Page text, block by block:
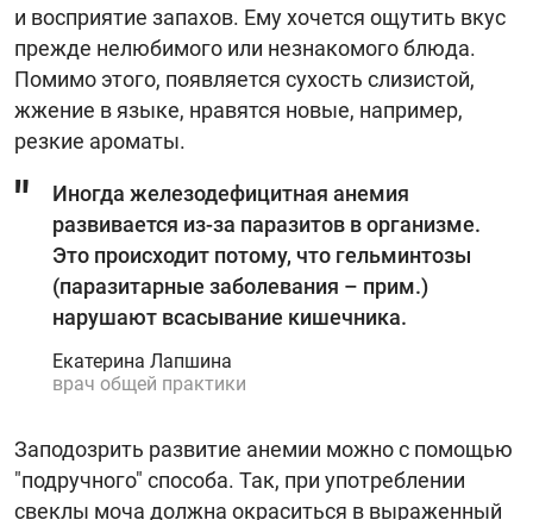
и восприятие запахов. Ему хочется ощутить вкус
прежде нелюбимого или незнакомого блюда.
Помимо этого, появляется сухость слизистой,
жжение в языке, нравятся новые, например,
резкие ароматы.
Иногда железодефицитная анемия
развивается из-за паразитов в организме.
Это происходит потому, что гельминтозы
(паразитарные заболевания – прим.)
нарушают всасывание кишечника.
Екатерина Лапшина
врач общей практики
Заподозрить развитие анемии можно с помощью
"подручного" способа. Так, при употреблении
свеклы моча должна окраситься в выраженный